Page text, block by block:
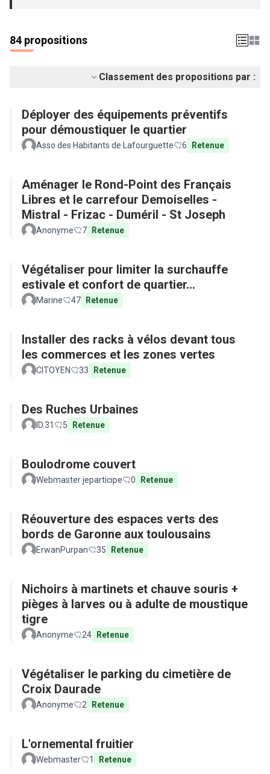
84 propositions
Classement des propositions par :
Déployer des équipements préventifs
pour démoustiquer le quartier
Asso des Habitants de Lafourguette 6 Retenue
Aménager le Rond-Point des Français
Libres et le carrefour Demoiselles -
Mistral - Frizac - Duméril - St Joseph
Anonyme 7 Retenue
Végétaliser pour limiter la surchauffe
estivale et confort de quartier...
Marine 47 Retenue
Installer des racks à vélos devant tous
les commerces et les zones vertes
CITOYEN 33 Retenue
Des Ruches Urbaines
ID.31 5 Retenue
Boulodrome couvert
Webmaster jeparticipe 0 Retenue
Réouverture des espaces verts des
bords de Garonne aux toulousains
ErwanPurpan 35 Retenue
Nichoirs à martinets et chauve souris +
pièges à larves ou à adulte de moustique
tigre
Anonyme 24 Retenue
Végétaliser le parking du cimetière de
Croix Daurade
Anonyme 2 Retenue
L'ornemental fruitier
Webmaster 1 Retenue